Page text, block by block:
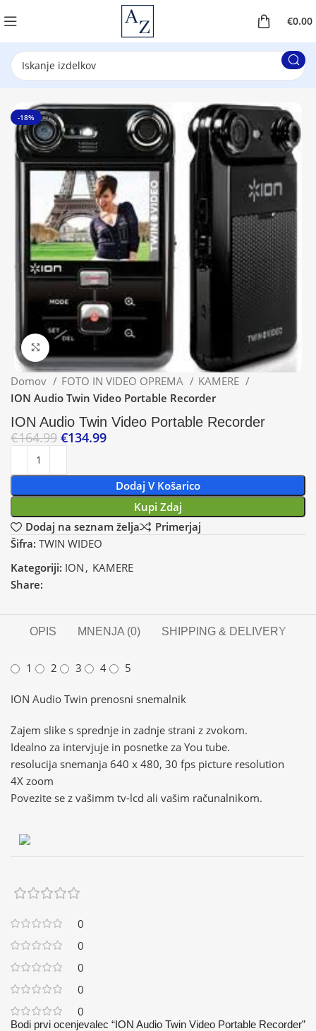
€0.00
-18%
Klikni za povečavo
Domov FOTO IN VIDEO OPREMA
KAMERE
ION Audio Twin Video Portable Recorder
ION Audio Twin Video Portable Recorder
€164.99 €134.99
Dodaj V Košarico
Kupi Zdaj
Dodaj na seznam želja
Primerjaj
Šifra: TWIN WIDEO
Kategoriji: ION , KAMERE
Share:
OPIS MNENJA (0) SHIPPING & DELIVERY
1 2 3 4 5
ION Audio Twin prenosni snemalnik
Zajem slike s sprednje in zadnje strani z zvokom.
Idealno za intervjuje in posnetke za You tube.
resolucija snemanja 640 x 480, 30 fps picture resolution
4X zoom
Povezite se z vašimm tv-lcd ali vašim računalnikom.
0
0
0
0
0
Bodi prvi ocenjevalec “ION Audio Twin Video Portable Recorder”